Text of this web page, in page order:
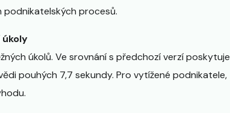
podnikatelských procesů.
úkolů. Ve srovnání s předchozí verzí poskytuje
pouhých 7,7 sekundy. Pro vytížené podnikatele,